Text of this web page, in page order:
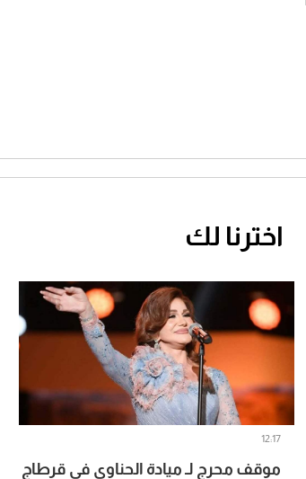
اخترنا لك
موقف محرج لـ ميادة الحناوي في قرطاج
12:17